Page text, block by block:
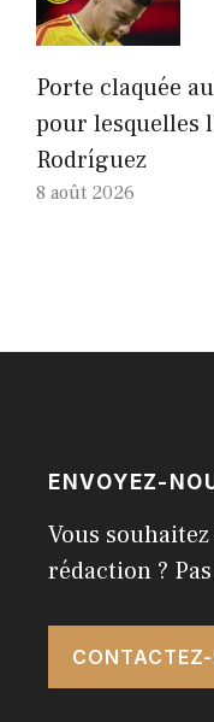
Porte claquée
pour lesquelles
Rodríguez
8 août 2026
ENVOYEZ-
Vous
rédaction ?